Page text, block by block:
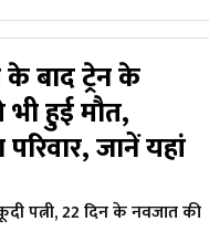
बाद ट्रेन के
हुई मौत,
जानें यहां
पत्नी, 22 दिन के नवजात की